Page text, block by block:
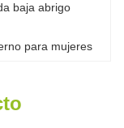
baja abrigo
para mujeres